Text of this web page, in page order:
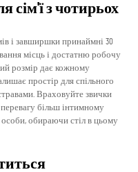
сім'ї з чотирьох
і завширшки принаймні 30
місць і достатню робочу
розмір дає кожному
простір для спільного
Враховуйте звички
перевагу більш інтимному
обираючи стіл в цьому